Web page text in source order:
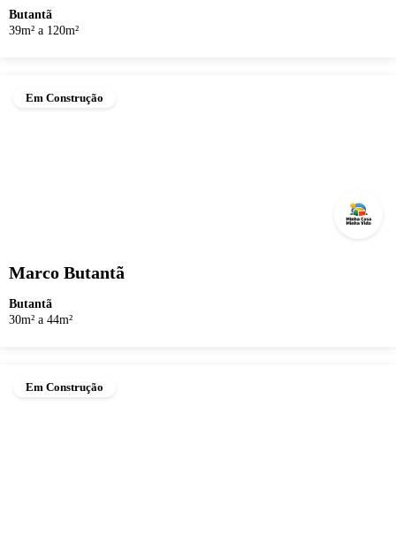
Butantã
39m² a 120m²
Em Construção
Marco Butantã
Butantã
30m² a 44m²
Em Construção